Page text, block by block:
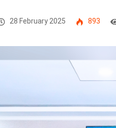
28 February 2025 893